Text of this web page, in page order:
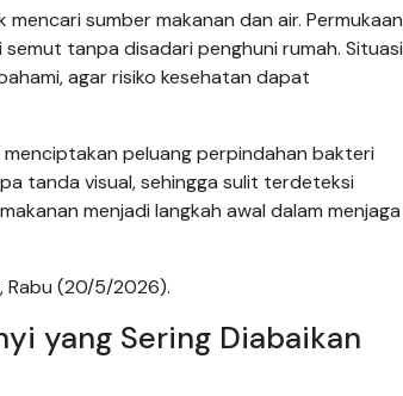
sumber makanan dan air. Permukaan
tanpa disadari penghuni rumah. Situasi
agar risiko kesehatan dapat
peluang perpindahan bakteri
tanda visual, sehingga sulit terdeteksi
menjadi langkah awal dalam menjaga
Rabu (20/5/2026).
yang Sering Diabaikan